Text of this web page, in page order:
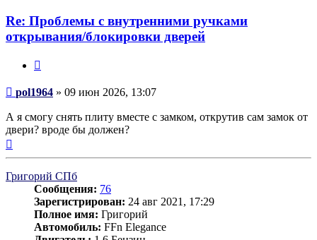
Re: Проблемы с внутренними ручками
открывания/блокировки дверей
Сообщение
pol1964 » 09 июн 2026, 13:07
А я смогу снять плиту вместе с замком, открутив сам замок от
двери? вроде бы должен?
Григорий СПб
Сообщения: 76
Зарегистрирован: 24 авг 2021, 17:29
Полное имя: Григорий
Автомобиль: FFn Elegance